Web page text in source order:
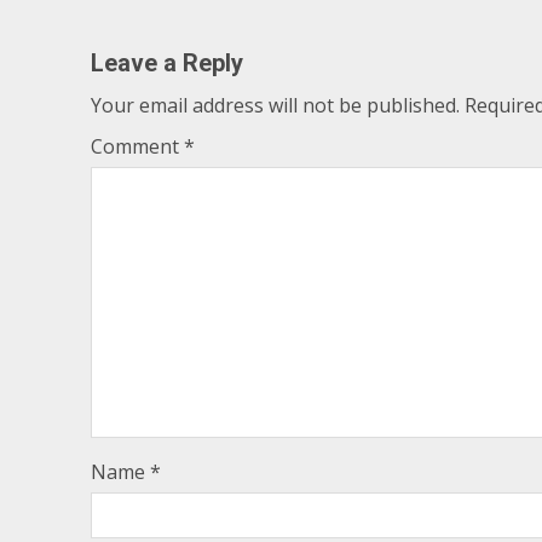
Leave a Reply
Your email address will not be published.
Comment*
Name *